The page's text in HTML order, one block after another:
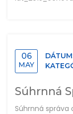
06
MAY
Súhrnná
Súhrnná správa